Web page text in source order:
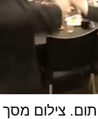
צילום מסך